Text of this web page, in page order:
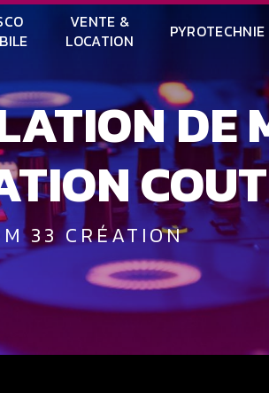
VENTE &
LOCATION
PYROTECHNIE
33 CRÉATION